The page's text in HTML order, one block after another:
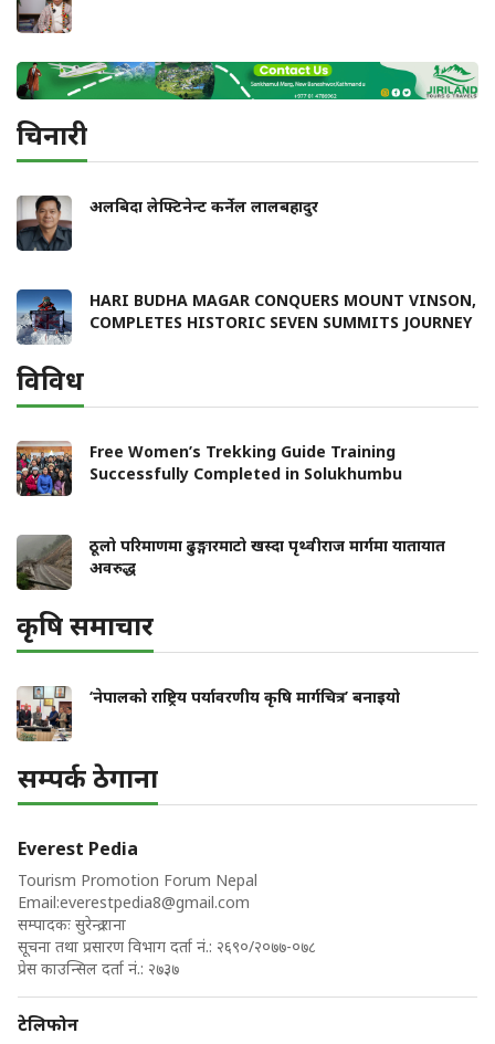
चिनारी
अलबिदा लेफ्टिनेन्ट कर्नेल लालबहादुर
HARI BUDHA MAGAR CONQUERS MOUNT VINSON,
COMPLETES HISTORIC SEVEN SUMMITS JOURNEY
विविध
Free Women’s Trekking Guide Training
Successfully Completed in Solukhumbu
ठूलो परिमाणमा ढुङ्गारमाटो खस्दा पृथ्वीराज मार्गमा यातायात
अवरुद्ध
कृषि समाचार
‘नेपालको राष्ट्रिय पर्यावरणीय कृषि मार्गचित्र’ बनाइयो
सम्पर्क ठेगाना
Everest Pedia
Tourism Promotion Forum Nepal
Email:everestpedia8@gmail.com
सम्पादकः सुरेन्द्र राना
सूचना तथा प्रसारण विभाग दर्ता नं.: २६९०/२०७७-०७८
प्रेस काउन्सिल दर्ता नं.: २७३७
टेलिफोन